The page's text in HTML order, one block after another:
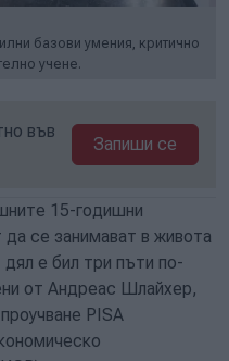
базови умения, критично
учене.
във
Запиши се
15-годишни
да се занимават в живота
е бил три пъти по-
от Андреас Шлайхер,
PISA